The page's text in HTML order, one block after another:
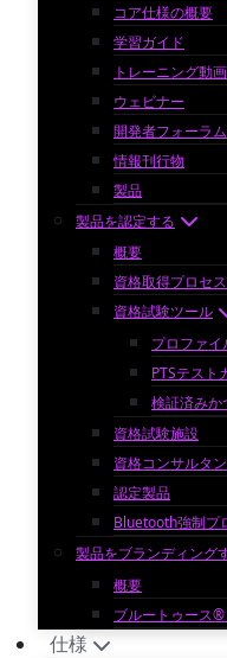
コア仕様の概要
学習ガイド
トレーニング動画
ウェビナー
開発者フォーラム
情報刊行物
製品
製品を認定する
概要
資格取得プロセ
資格試験ツール
プロファイ
PTSテスト
検証済みか
資格試験施設
資格コンサルタ
認定製品
Bluetooth強制プ
製品をブランディング
概要
ブルートゥース
仕様